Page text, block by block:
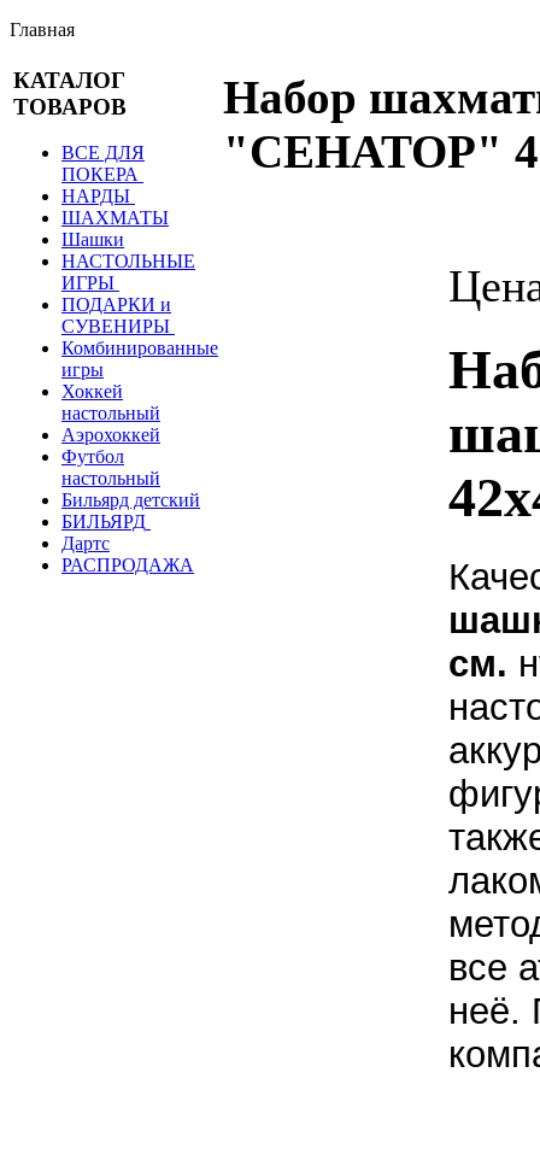
Главная
КАТАЛОГ
ТОВАРОВ
ВСЕ ДЛЯ
ПОКЕРА
НАРДЫ
ШАХМАТЫ
Шашки
НАСТОЛЬНЫЕ
ИГРЫ
ПОДАРКИ и
СУВЕНИРЫ
Комбинированные
игры
Хоккей
настольный
Аэрохоккей
Футбол
настольный
Бильярд детский
БИЛЬЯРД
Дартс
РАСПРОДАЖА
Набор
"СЕНАТОР"
см.
все
неё.